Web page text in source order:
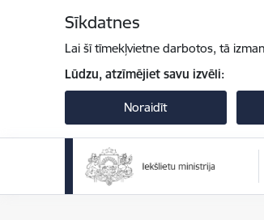
Sīkdatnes
Lai šī tīmekļvietne darbotos, tā
Lūdzu, atzīmējiet savu izvēli:
Noraidīt